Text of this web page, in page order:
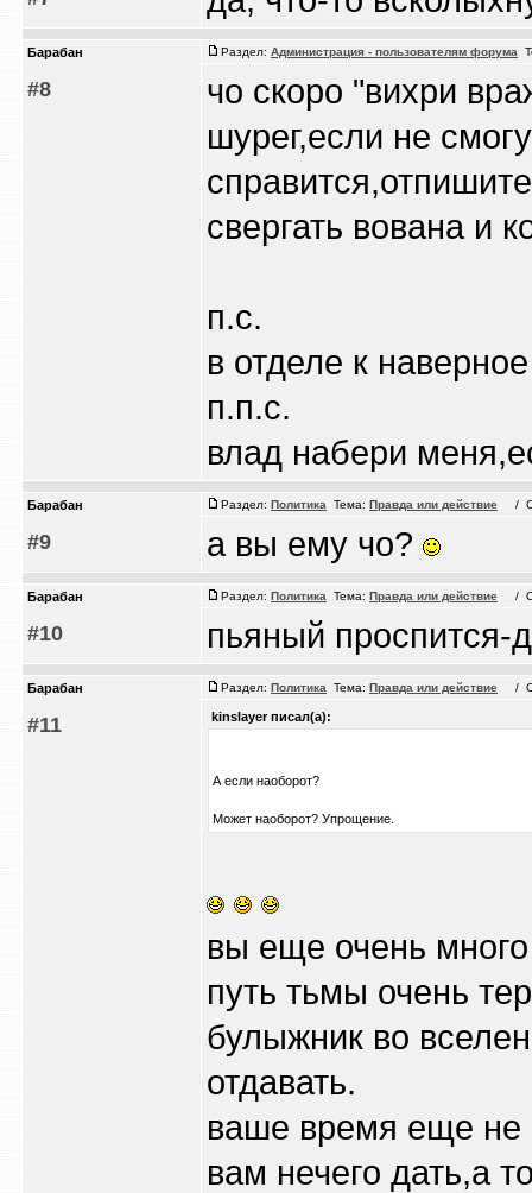
Барабан
#8
Раздел: Администрация - пользователям форума
чо скоро "вихри
шурег,если не
свергать вована и
п.с.
в отделе к
п.п.с.
влад набери
Барабан
#9
Раздел: Политика Тема: Правда или действие / Сб
а вы ему чо?
Барабан
#10
Раздел: Политика Тема: Правда или действие / Сб
пьяный проспится-
Барабан
#11
Раздел: Политика Тема: Правда или действие / Сб
kinslayer писал(а):
А если наоборот?
Может наоборот? Упрощение.
вы еще очень
путь тьмы очень
булыжник во
отдавать.
ваше время еще
вам нечего дать,а